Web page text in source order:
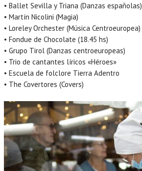
• Ballet Sevilla y Triana (Danzas españolas)
• Martín Nicolini (Magia)
• Loreley Orchester (Música Centroeuropea)
• Fondue de Chocolate (18.45 hs)
• Grupo Tirol (Danzas centroeuropeas)
• Trio de cantantes líricos «Héroes»
• Escuela de folclore Tierra Adentro
• The Covertores (Covers)